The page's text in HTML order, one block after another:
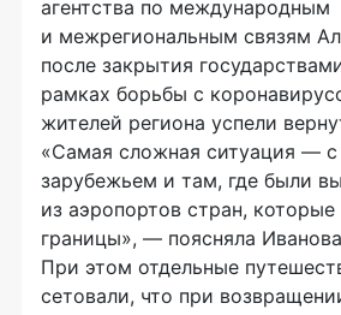
агентства по международным
и межрегиональным связям
после закрытия
рамках борьбы с
жителей региона успели
«Самая сложная ситуация —
зарубежьем и там, где были
из аэропортов стран,
границы», — поясняла
При этом отдельные
сетовали, что при